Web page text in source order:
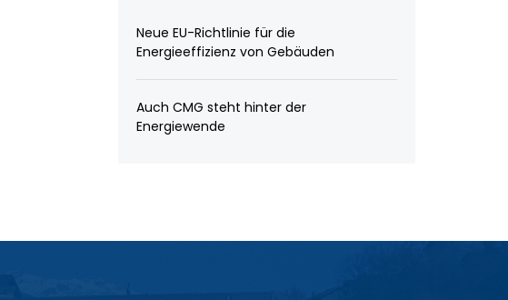
Neue EU-Richtlinie für die
Energieeffizienz von Gebäuden
Auch CMG steht hinter der
Energiewende